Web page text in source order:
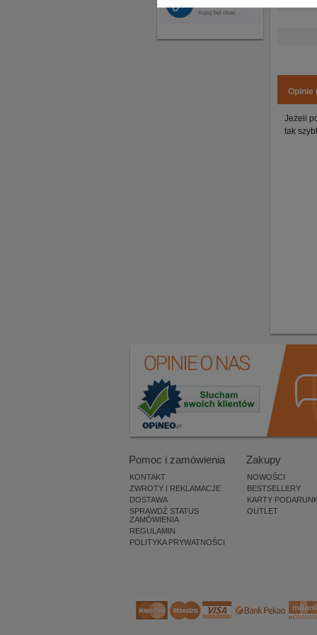
Opinie
Jeżeli
tak
Pomoc i zamówienia
KONTAKT
ZWROTY I REKLAMACJE
DOSTAWA
SPRAWDŹ STATUS
ZAMÓWIENIA
REGULAMIN
POLITYKA PRYWATNOŚCI
Zakupy
NOWOŚCI
BESTSELLERY
KARTY
OUTLET
(Piastów) kupiła ten produktniedawno
×